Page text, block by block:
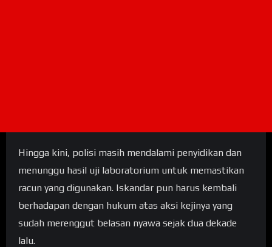
Hingga kini, polisi masih mendalami penyidikan dan
menunggu hasil uji laboratorium untuk memastikan
racun yang digunakan. Iskandar pun harus kembali
berhadapan dengan hukum atas aksi kejinya yang
sudah merenggut belasan nyawa sejak dua dekade
lalu.